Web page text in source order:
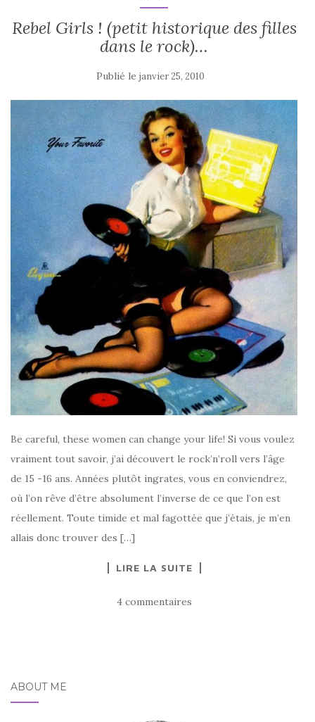
Rebel Girls ! (petit historique des filles
dans le rock)…
Publié le janvier 25, 2010
Be careful, these women can change your life! Si vous voulez
vraiment tout savoir, j’ai découvert le rock’n’roll vers l’âge
de 15 -16 ans. Années plutôt ingrates, vous en conviendrez,
où l’on rêve d’être absolument l’inverse de ce que l’on est
réellement. Toute timide et mal fagottée que j’étais, je m’en
allais donc trouver des […]
LIRE LA SUITE
4 commentaires
ABOUT ME